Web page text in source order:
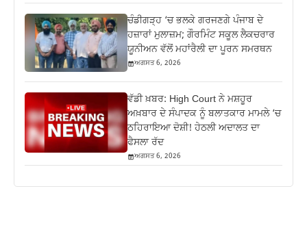
ਚੰਡੀਗੜ੍ਹ ‘ਚ ਭਲਕੇ ਗਰਜਣਗੇ ਪੰਜਾਬ ਦੇ
ਹਜ਼ਾਰਾਂ ਮੁਲਾਜ਼ਮ; ਗੌਰਮਿੰਟ ਸਕੂਲ ਲੈਕਚਰਾਰ
ਯੂਨੀਅਨ ਵੱਲੋਂ ਮਹਾਂਰੈਲੀ ਦਾ ਪੂਰਨ ਸਮਰਥਨ
ਅਗਸਤ 6, 2026
ਵੱਡੀ ਖ਼ਬਰ: High Court ਨੇ ਮਸ਼ਹੂਰ
ਅਖ਼ਬਾਰ ਦੇ ਸੰਪਾਦਕ ਨੂੰ ਬਲਾਤਕਾਰ ਮਾਮਲੇ ‘ਚ
ਠਹਿਰਾਇਆ ਦੋਸ਼ੀ! ਹੇਠਲੀ ਅਦਾਲਤ ਦਾ
ਫੈਸਲਾ ਰੱਦ
ਅਗਸਤ 6, 2026